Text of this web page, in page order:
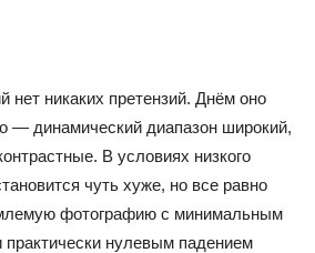
нет никаких претензий. Днём оно
— динамический диапазон широкий,
В условиях низкого
чуть хуже, но все равно
фотографию с минимальным
практически нулевым падением